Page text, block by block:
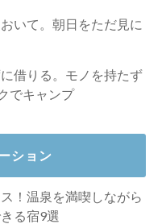
いて。朝日をただ見に
借りる。モノを持たず
でキャンプ
ション
！温泉を満喫しながら
る宿9選